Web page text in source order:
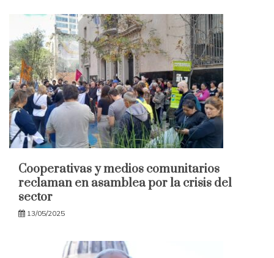
Cooperativas y medios comunitarios
reclaman en asamblea por la crisis del
sector
13/05/2025